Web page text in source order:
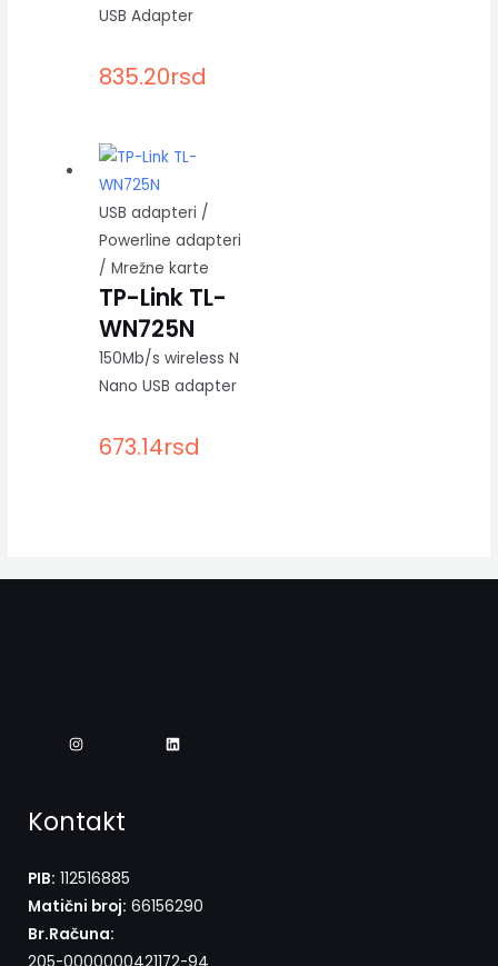
USB Adapter
835.20rsd
USB adapteri /
Powerline adapteri
/ Mrežne karte
TP-Link TL-
WN725N
150Mb/s wireless N
Nano USB adapter
673.14rsd
Kontakt
PIB: 112516885
Matični broj: 66156290
Br.Računa: